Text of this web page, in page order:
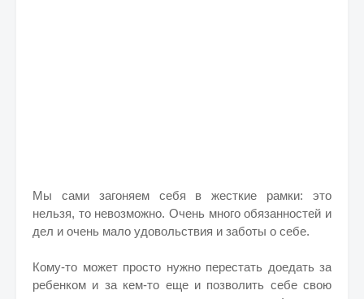
Мы сами загоняем себя в жесткие рамки: это
нельзя, то невозможно. Очень много обязанностей и
дел и очень мало удовольствия и заботы о себе.
Кому-то может просто нужно перестать доедать за
ребенком и за кем-то еще и позволить себе свою